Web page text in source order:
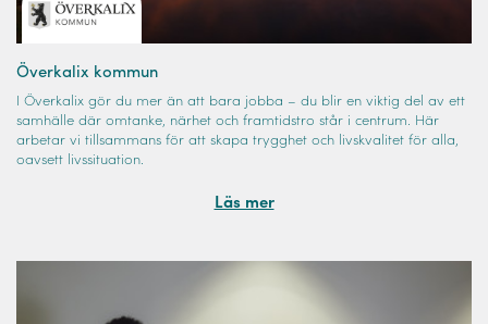
Överkalix kommun
I Överkalix gör du mer än att bara jobba – du blir en viktig del av ett
samhälle där omtanke, närhet och framtidstro står i centrum. Här
arbetar vi tillsammans för att skapa trygghet och livskvalitet för alla,
oavsett livssituation.
Läs mer